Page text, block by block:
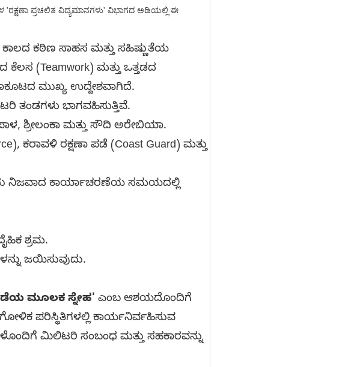
'ರಕ್ಷಣಾ ಪ್ರಚಲಿತ ವಿದ್ಯಮಾನಗಳು' ವಿಭಾಗದ ಅಡಿಯಲ್ಲಿ ಈ
ಕಠಿಣ ಸಾಹಸ ಮತ್ತು ಸಹಿಷ್ಣುತೆಯ
(Teamwork) ಮತ್ತು ಒತ್ತಡದ
ಮುಖ್ಯ ಉದ್ದೇಶವಾಗಿದೆ.
ತಂಡಗಳು ಭಾಗವಹಿಸುತ್ತಿವೆ.
ಶ್ರೀಲಂಕಾ ಮತ್ತು ಸೌದಿ ಅರೇಬಿಯಾ.
ಕರಾವಳಿ ರಕ್ಷಣಾ ಪಡೆ (Coast Guard) ಮತ್ತು
ನಿಜವಾದ ಕಾರ್ಯಾಚರಣೆಯ ಸಮಯದಲ್ಲಿ
ಶ್ರಮ.
ಜಯಿಸುವುದು.
ಮೂಲಕ ಸ್ನೇಹ' ಎಂಬ ಆಶಯದೊಂದಿಗೆ
ಪರಿಸ್ಥಿತಿಗಳಲ್ಲಿ ಕಾರ್ಯನಿರ್ವಹಿಸುವ
ಮಿಲಿಟರಿ ಸಂಬಂಧ ಮತ್ತು ಸಹಕಾರವನ್ನು